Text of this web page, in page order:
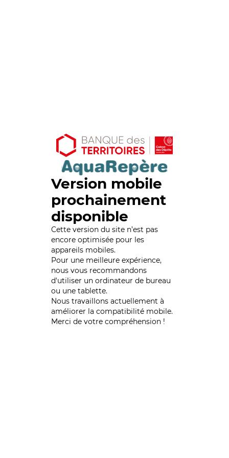
Version mobile
prochainement
disponible
Cette version du site n’est pas
encore optimisée pour les
appareils mobiles.
Pour une meilleure expérience,
nous vous recommandons
d'utiliser un ordinateur de bureau
ou une tablette.
Nous travaillons actuellement à
améliorer la compatibilité mobile.
Merci de votre compréhension !